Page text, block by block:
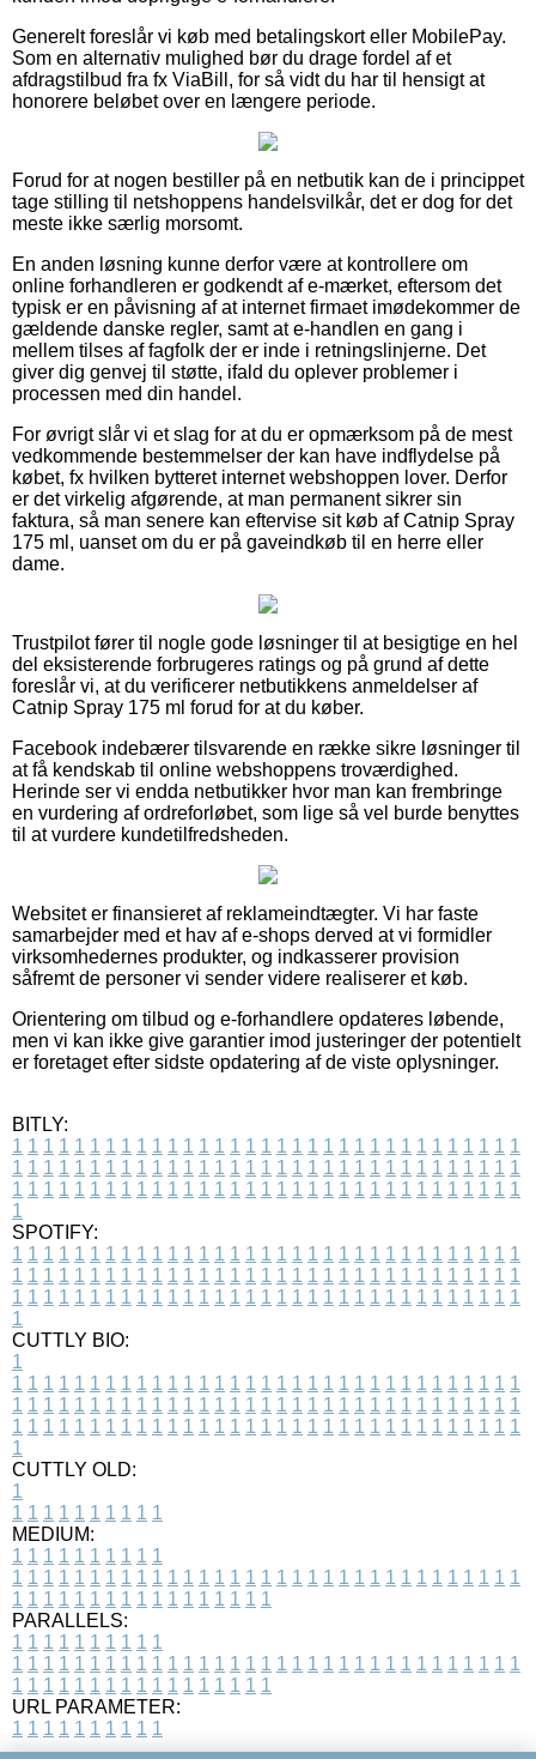
Generelt foreslår vi køb med betalingskort eller MobilePay.
Som en alternativ mulighed bør du drage fordel af et
afdragstilbud fra fx ViaBill, for så vidt du har til hensigt at
honorere beløbet over en længere periode.
Forud for at nogen bestiller på en netbutik kan de i princippet
tage stilling til netshoppens handelsvilkår, det er dog for det
meste ikke særlig morsomt.
En anden løsning kunne derfor være at kontrollere om
online forhandleren er godkendt af e-mærket, eftersom det
typisk er en påvisning af at internet firmaet imødekommer de
gældende danske regler, samt at e-handlen en gang i
mellem tilses af fagfolk der er inde i retningslinjerne. Det
giver dig genvej til støtte, ifald du oplever problemer i
processen med din handel.
For øvrigt slår vi et slag for at du er opmærksom på de mest
vedkommende bestemmelser der kan have indflydelse på
købet, fx hvilken bytteret internet webshoppen lover. Derfor
er det virkelig afgørende, at man permanent sikrer sin
faktura, så man senere kan eftervise sit køb af Catnip Spray
175 ml, uanset om du er på gaveindkøb til en herre eller
dame.
Trustpilot fører til nogle gode løsninger til at besigtige en hel
del eksisterende forbrugeres ratings og på grund af dette
foreslår vi, at du verificerer netbutikkens anmeldelser af
Catnip Spray 175 ml forud for at du køber.
Facebook indebærer tilsvarende en række sikre løsninger til
at få kendskab til online webshoppens troværdighed.
Herinde ser vi endda netbutikker hvor man kan frembringe
en vurdering af ordreforløbet, som lige så vel burde benyttes
til at vurdere kundetilfredsheden.
Websitet er finansieret af reklameindtægter. Vi har faste
samarbejder med et hav af e-shops derved at vi formidler
virksomhedernes produkter, og indkasserer provision
såfremt de personer vi sender videre realiserer et køb.
Orientering om tilbud og e-forhandlere opdateres løbende,
men vi kan ikke give garantier imod justeringer der potentielt
er foretaget efter sidste opdatering af de viste oplysninger.
BITLY:
1 1 1 1 1 1 1 1 1 1 1 1 1 1 1 1 1 1 1 1 1 1 1 1 1 1 1 1 1 1 1 1 1
1 1 1 1 1 1 1 1 1 1 1 1 1 1 1 1 1 1 1 1 1 1 1 1 1 1 1 1 1 1 1 1 1
1 1 1 1 1 1 1 1 1 1 1 1 1 1 1 1 1 1 1 1 1 1 1 1 1 1 1 1 1 1 1 1 1
1
SPOTIFY:
1 1 1 1 1 1 1 1 1 1 1 1 1 1 1 1 1 1 1 1 1 1 1 1 1 1 1 1 1 1 1 1 1
1 1 1 1 1 1 1 1 1 1 1 1 1 1 1 1 1 1 1 1 1 1 1 1 1 1 1 1 1 1 1 1 1
1 1 1 1 1 1 1 1 1 1 1 1 1 1 1 1 1 1 1 1 1 1 1 1 1 1 1 1 1 1 1 1 1
1
CUTTLY BIO:
1
1 1 1 1 1 1 1 1 1 1 1 1 1 1 1 1 1 1 1 1 1 1 1 1 1 1 1 1 1 1 1 1 1
1 1 1 1 1 1 1 1 1 1 1 1 1 1 1 1 1 1 1 1 1 1 1 1 1 1 1 1 1 1 1 1 1
1 1 1 1 1 1 1 1 1 1 1 1 1 1 1 1 1 1 1 1 1 1 1 1 1 1 1 1 1 1 1 1 1
1
CUTTLY OLD:
1
1 1 1 1 1 1 1 1 1 1
MEDIUM:
1 1 1 1 1 1 1 1 1 1
1 1 1 1 1 1 1 1 1 1 1 1 1 1 1 1 1 1 1 1 1 1 1 1 1 1 1 1 1 1 1 1 1
1 1 1 1 1 1 1 1 1 1 1 1 1 1 1 1 1
PARALLELS:
1 1 1 1 1 1 1 1 1 1
1 1 1 1 1 1 1 1 1 1 1 1 1 1 1 1 1 1 1 1 1 1 1 1 1 1 1 1 1 1 1 1 1
1 1 1 1 1 1 1 1 1 1 1 1 1 1 1 1 1
URL PARAMETER:
1 1 1 1 1 1 1 1 1 1